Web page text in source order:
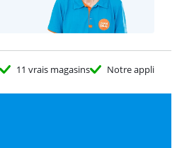
11 vrais magasins Notre appli